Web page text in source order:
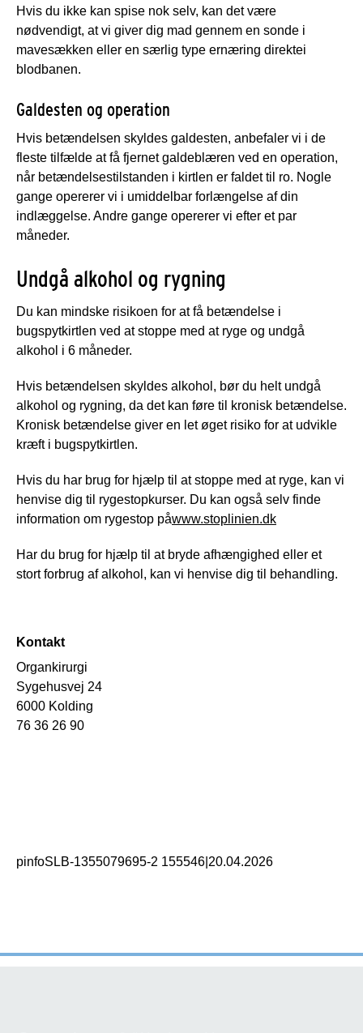
Hvis du ikke kan spise nok selv, kan det være
nødvendigt, at vi giver dig mad gennem en sonde i
mavesækken eller en særlig type ernæring direktei
blodbanen.
Galdesten og operation
Hvis betændelsen skyldes galdesten, anbefaler vi i de
fleste tilfælde at få fjernet galdeblæren ved en operation,
når betændelsestilstanden i kirtlen er faldet til ro. Nogle
gange opererer vi i umiddelbar forlængelse af din
indlæggelse. Andre gange opererer vi efter et par
måneder.
Undgå alkohol og rygning
Du kan mindske risikoen for at få betændelse i
bugspytkirtlen ved at stoppe med at ryge og undgå
alkohol i 6 måneder.
Hvis betændelsen skyldes alkohol, bør du helt undgå
alkohol og rygning, da det kan føre til kronisk betændelse.
Kronisk betændelse giver en let øget risiko for at udvikle
kræft i bugspytkirtlen.
Hvis du har brug for hjælp til at stoppe med at ryge, kan vi
henvise dig til rygestopkurser. Du kan også selv finde
information om rygestop påwww.stoplinien.dk
Har du brug for hjælp til at bryde afhængighed eller et
stort forbrug af alkohol, kan vi henvise dig til behandling.
Kontakt
Organkirurgi
Sygehusvej 24
6000 Kolding
76 36 26 90
pinfoSLB-1355079695-2 155546 20.04.2026